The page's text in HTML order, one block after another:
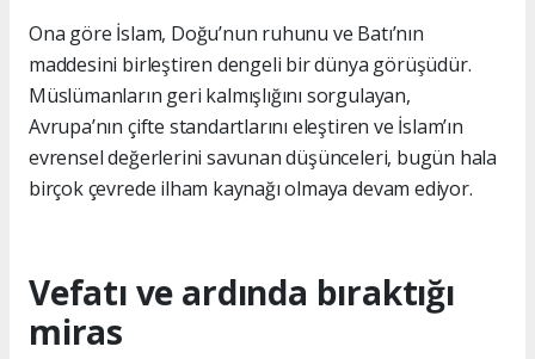
Ona göre İslam, Doğu’nun ruhunu ve Batı’nın
maddesini birleştiren dengeli bir dünya görüşüdür.
Müslümanların geri kalmışlığını sorgulayan,
Avrupa’nın çifte standartlarını eleştiren ve İslam’ın
evrensel değerlerini savunan düşünceleri, bugün hala
birçok çevrede ilham kaynağı olmaya devam ediyor.
Vefatı ve ardında bıraktığı
miras